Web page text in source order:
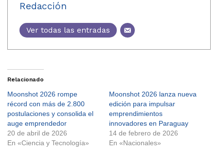
Redacción
Ver todas las entradas
Relacionado
Moonshot 2026 rompe
récord con más de 2.800
postulaciones y consolida el
auge emprendedor
20 de abril de 2026
En «Ciencia y Tecnología»
Moonshot 2026 lanza nueva
edición para impulsar
emprendimientos
innovadores en Paraguay
14 de febrero de 2026
En «Nacionales»